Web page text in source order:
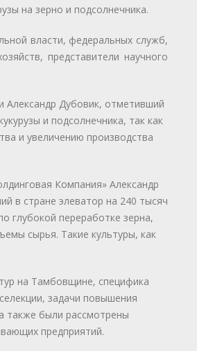
на зерно и подсолнечника.
власти, федеральных служб,
представители научного
Александр Дубовик, отметивший
и подсолнечника, так как
и увеличению производства
Компания» Александр
в стране элеватор на 240 тысяч
глубокой переработке зерна,
сырья. Такие культуры, как
на Тамбовщине, специфика
задачи повышения
также были рассмотрены
предприятий.